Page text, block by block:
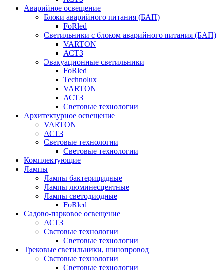
Аварийное освещение
Блоки аварийного питания (БАП)
FoRled
Светильники с блоком аварийного питания (БАП)
VARTON
АСТЗ
Эвакуационные светильники
FoRled
Technolux
VARTON
АСТЗ
Световые технологии
Архитектурное освещение
VARTON
АСТЗ
Световые технологии
Световые технологии
Комплектующие
Лампы
Лампы бактерицидные
Лампы люминесцентные
Лампы светодиодные
FoRled
Садово-парковое освещение
АСТЗ
Световые технологии
Световые технологии
Трековые светильники, шинопровод
Световые технологии
Световые технологии